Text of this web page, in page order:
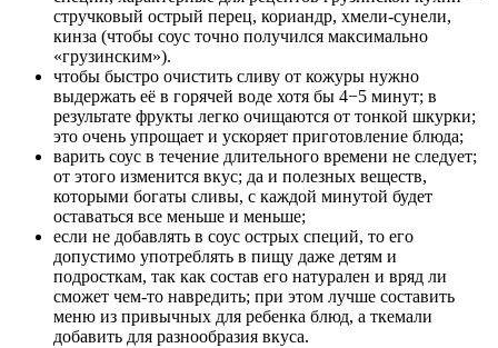
стручковый острый перец, кориандр, хмели-сунели,
кинза (чтобы соус точно получился максимально
«грузинским»).
чтобы быстро очистить сливу от кожуры нужно
выдержать её в горячей воде хотя бы 4−5 минут; в
результате фрукты легко очищаются от тонкой шкурки;
это очень упрощает и ускоряет приготовление блюда;
варить соус в течение длительного времени не следует;
от этого изменится вкус; да и полезных веществ,
которыми богаты сливы, с каждой минутой будет
оставаться все меньше и меньше;
если не добавлять в соус острых специй, то его
допустимо употреблять в пищу даже детям и
подросткам, так как состав его натурален и вряд ли
сможет чем-то навредить; при этом лучше составить
меню из привычных для ребенка блюд, а ткемали
добавить для разнообразия вкуса.